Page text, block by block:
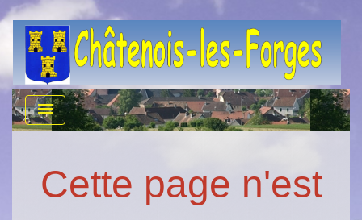
menu
Cette page n'est